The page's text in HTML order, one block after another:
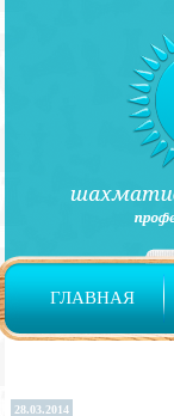
ГЛАВНАЯ
28.03.2014